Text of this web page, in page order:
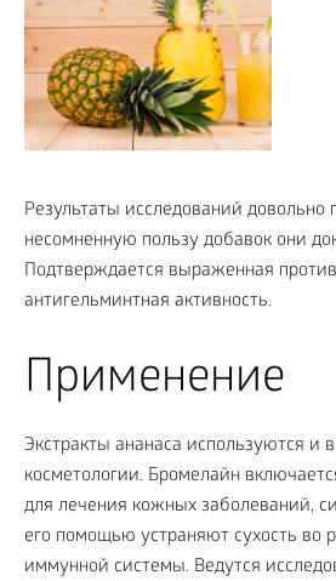
Результаты исследований довольно
несомненную пользу добавок они
Подтверждается выраженная
антигельминтная активность.
Применение
Экстракты ананаса используются и
косметологии. Бромелайн
для лечения кожных заболеваний,
его помощью устраняют сухость во
иммунной системы. Ведутся